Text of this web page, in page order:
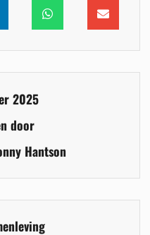
2025
door
Hantson